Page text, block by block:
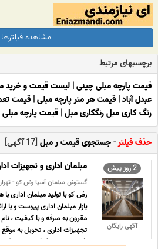
مشاهده فیلترها
برچسبهای مرتبط
قیمت پارچه مبلی چینی| لیست قیمت و خرید
عبدل آباد| قیمت هر متر پارچه مبلی| قیمت
رنگ کاری مبل رنگکاری مبل| قیمت پارچه
حذف فیلتر-جستجوی قیمت ر مبل [17 آگهی]
2 روز پیش
آگهی رایگان
مبلمان اداری و تجهیزات
گسترش مبلمان آسیا رض کو -
رض کو با تولید مبلمان اداری
بازار مبلمان اداری پیوست و با
مقرون به صرفه و با کیفیت ،
تجهیزات اداری ، تحویل به
را در صنعت مبلمان برجسته